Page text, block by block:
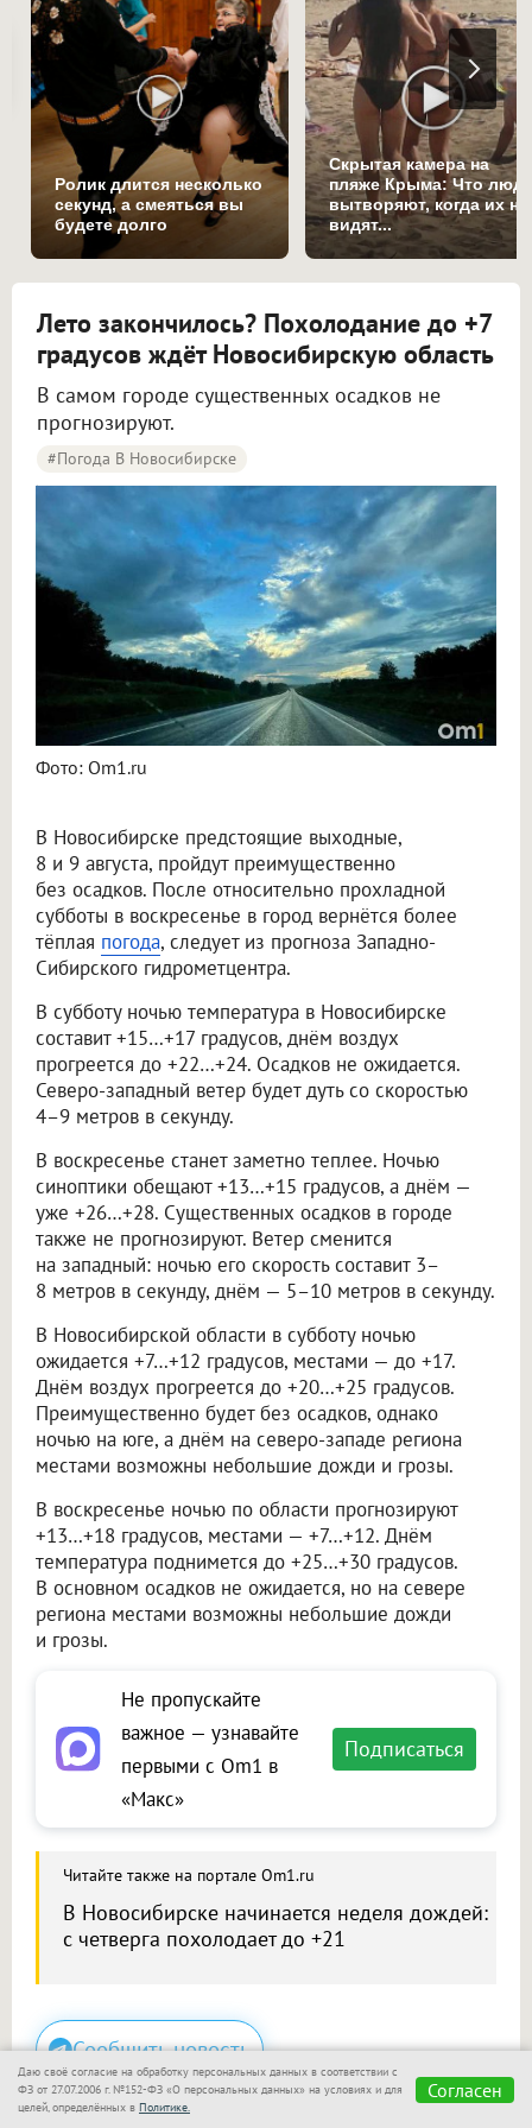
Ролик длится несколько
секунд, а смеяться вы
будете долго
Скрытая камера на
пляже Крыма: Что
вытворяют, когда их не
видят...
Лето закончилось? Похолодание до +7
градусов ждёт Новосибирскую область
В самом городе существенных осадков не
прогнозируют.
#Погода В Новосибирске
Фото: Om1.ru
В Новосибирске предстоящие выходные,
8 и 9 августа, пройдут преимущественно
без осадков. После относительно прохладной
субботы в воскресенье в город вернётся более
тёплая погода, следует из прогноза Западно-
Сибирского гидрометцентра.
В субботу ночью температура в Новосибирске
составит +15…+17 градусов, днём воздух
прогреется до +22…+24. Осадков не ожидается.
Северо-западный ветер будет дуть со скоростью
4–9 метров в секунду.
В воскресенье станет заметно теплее. Ночью
синоптики обещают +13…+15 градусов, а днём —
уже +26…+28. Существенных осадков в городе
также не прогнозируют. Ветер сменится
на западный: ночью его скорость составит 3–
8 метров в секунду, днём — 5–10 метров в секунду.
В Новосибирской области в субботу ночью
ожидается +7…+12 градусов, местами — до +17.
Днём воздух прогреется до +20…+25 градусов.
Преимущественно будет без осадков, однако
ночью на юге, а днём на северо-западе региона
местами возможны небольшие дожди и грозы.
В воскресенье ночью по области прогнозируют
+13…+18 градусов, местами — +7…+12. Днём
температура поднимется до +25…+30 градусов.
В основном осадков не ожидается, но на севере
региона местами возможны небольшие дожди
и грозы.
Не пропускайте
важное — узнавайте
первыми с Om1 в
«Макс»
Подписаться
Читайте также на портале Om1.ru
В Новосибирске начинается неделя дождей:
с четверга похолодает до +21
Сообщить новость
Размещение рекламы
Даю своё согласие на обработку персональных данных в соответствии с
ФЗ от 27.07.2006 г. №152-ФЗ «О персональных данных» на условиях и для
целей, определённых в Политике.
Согласен